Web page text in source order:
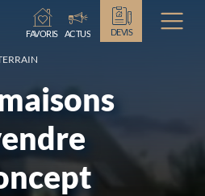
Chargement...
FAVORIS
ACTUS DEVIS